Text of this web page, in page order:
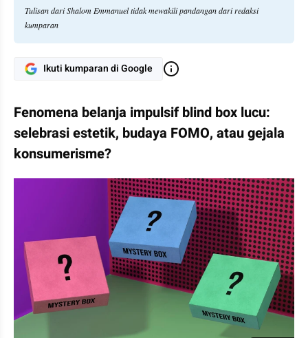
Tulisan dari Shalom Emmanuel tidak mewakili pandangan dari redaksi
kumparan
Ikuti kumparan di Google
Fenomena belanja impulsif blind box lucu:
selebrasi estetik, budaya FOMO, atau gejala
konsumerisme?